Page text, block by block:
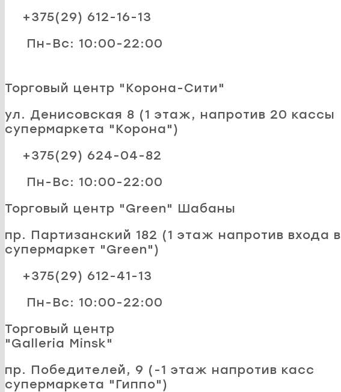
+375(29) 612-16-13
Пн-Вс: 10:00-22:00
Торговый центр "Корона-Сити"
ул. Денисовская 8 (1 этаж, напротив 20 кассы
супермаркета "Корона")
+375(29) 624-04-82
Пн-Вс: 10:00-22:00
Торговый центр "Green" Шабаны
пр. Партизанский 182 (1 этаж напротив входа в
супермаркет "Green")
+375(29) 612-41-13
Пн-Вс: 10:00-22:00
Торговый центр
"Galleria Minsk"
пр. Победителей, 9 (-1 этаж напротив касс
супермаркета "Гиппо")